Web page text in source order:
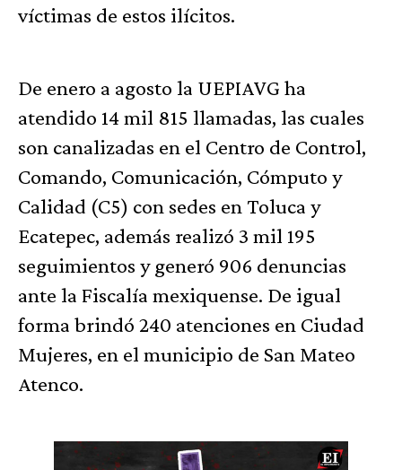
víctimas de estos ilícitos.
De enero a agosto la UEPIAVG ha
atendido 14 mil 815 llamadas, las cuales
son canalizadas en el Centro de Control,
Comando, Comunicación, Cómputo y
Calidad (C5) con sedes en Toluca y
Ecatepec, además realizó 3 mil 195
seguimientos y generó 906 denuncias
ante la Fiscalía mexiquense. De igual
forma brindó 240 atenciones en Ciudad
Mujeres, en el municipio de San Mateo
Atenco.